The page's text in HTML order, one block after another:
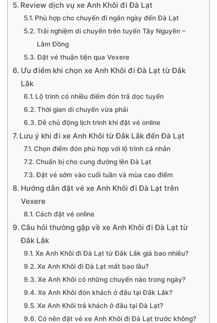
Review dịch vụ xe Anh Khôi đi Đà Lạt
Phù hợp cho chuyến đi ngắn ngày đến Đà Lạt
Trải nghiệm di chuyển trên tuyến Tây Nguyên –
Lâm Đồng
Đặt vé thuận tiện qua Vexere
Ưu điểm khi chọn xe Anh Khôi đi Đà Lạt từ Đắk
Lắk
Lộ trình có nhiều điểm đón trả dọc tuyến
Thời gian di chuyển vừa phải
Dễ chủ động lịch trình khi đặt vé online
Lưu ý khi đi xe Anh Khôi từ Đắk Lắk đến Đà Lạt
Chọn điểm đón phù hợp với lộ trình cá nhân
Chuẩn bị cho cung đường lên Đà Lạt
Đặt vé sớm vào cuối tuần và mùa cao điểm
Hướng dẫn đặt vé xe Anh Khôi đi Đà Lạt trên
Vexere
Cách đặt vé online
Câu hỏi thường gặp về xe Anh Khôi đi Đà Lạt từ
Đắk Lắk
Xe Anh Khôi đi Đà Lạt từ Đắk Lắk giá bao nhiêu?
Xe Anh Khôi đi Đà Lạt mất bao lâu?
Xe Anh Khôi có những chuyến nào trong ngày?
Xe Anh Khôi đón khách ở đâu tại Đắk Lắk?
Xe Anh Khôi trả khách ở đâu tại Đà Lạt?
Có nên đặt vé xe Anh Khôi đi Đà Lạt trước không?